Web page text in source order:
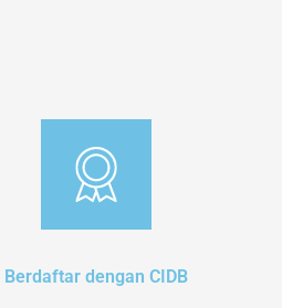
Berdaftar dengan CIDB